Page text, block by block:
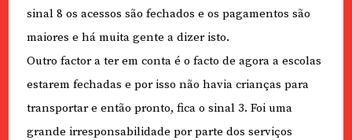
sinal 8 os acessos são fechados e os pagamentos são
maiores e há muita gente a dizer isto.
Outro factor a ter em conta é o facto de agora a escolas
estarem fechadas e por isso não havia crianças para
transportar e então pronto, fica o sinal 3. Foi uma
grande irresponsabilidade por parte dos serviços